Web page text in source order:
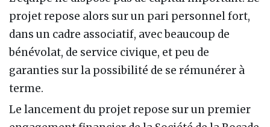
projet repose alors sur un pari personnel fort,
dans un cadre associatif, avec beaucoup de
bénévolat, de service civique, et peu de
garanties sur la possibilité de se rémunérer à
terme.
Le lancement du projet repose sur un premier